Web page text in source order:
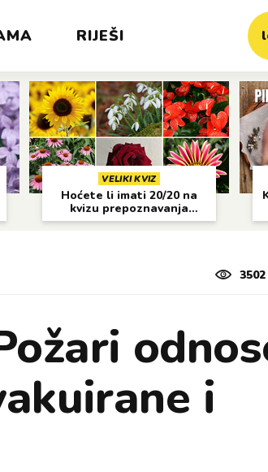
RIJEŠI
VELIKI KVIZ
Hoćete li imati 20/20 na
kvizu prepoznavanja
cvijeća?
3502
i